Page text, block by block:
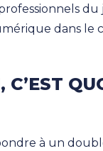
dans le
à un